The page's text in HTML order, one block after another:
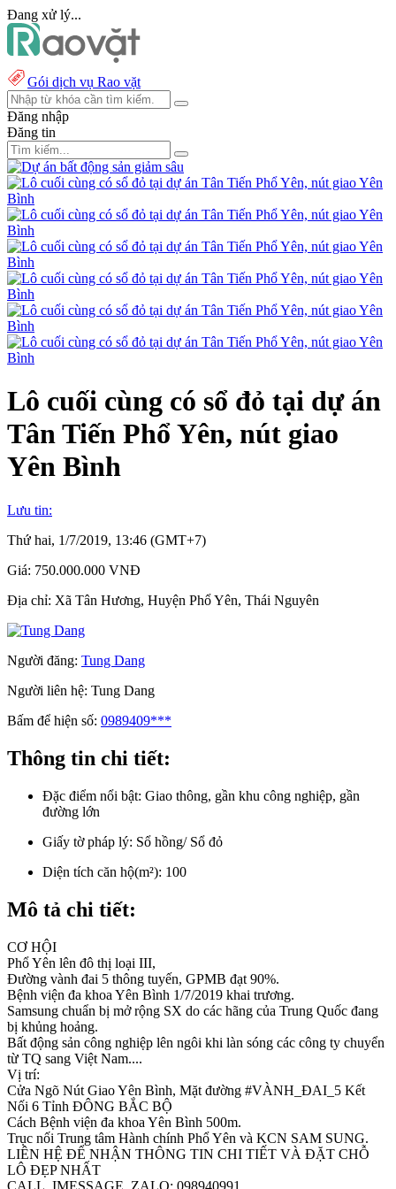
Đang xử lý...
Gói dịch vụ Rao vặt
Đăng nhập
Đăng tin
Lô cuối cùng có sổ đỏ tại dự án
Tân Tiến Phổ Yên, nút giao
Yên Bình
Lưu tin:
Thứ hai, 1/7/2019, 13:46 (GMT+7)
Giá: 750.000.000 VNĐ
Địa chỉ: Xã Tân Hương, Huyện Phổ Yên, Thái Nguyên
Người đăng: Tung Dang
Người liên hệ: Tung Dang
Bấm để hiện số: 0989409***
Thông tin chi tiết:
Đặc điểm nổi bật: Giao thông, gần khu công nghiệp, gần
đường lớn
Giấy tờ pháp lý: Sổ hồng/ Sổ đỏ
Diện tích căn hộ(m²): 100
Mô tả chi tiết:
CƠ HỘI
Phổ Yên lên đô thị loại III,
Đường vành đai 5 thông tuyến, GPMB đạt 90%.
Bệnh viện đa khoa Yên Bình 1/7/2019 khai trương.
Samsung chuẩn bị mở rộng SX do các hãng của Trung Quốc đang
bị khủng hoảng.
Bất động sản công nghiệp lên ngôi khi làn sóng các công ty chuyển
từ TQ sang Việt Nam....
Vị trí:
Cửa Ngõ Nút Giao Yên Bình, Mặt đường #VÀNH_ĐAI_5 Kết
Nối 6 Tỉnh ĐÔNG BẮC BỘ
Cách Bệnh viện đa khoa Yên Bình 500m.
Trục nối Trung tâm Hành chính Phổ Yên và KCN SAM SUNG.
LIÊN HỆ ĐỂ NHẬN THÔNG TIN CHI TIẾT VÀ ĐẶT CHỖ
LÔ ĐẸP NHẤT
CALL, IMESSAGE, ZALO: 098940991